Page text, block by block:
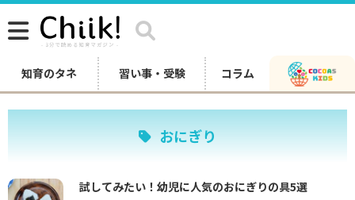
知育のタネ 習い事・受験 コラム
おにぎり
試してみたい！幼児に人気のおにぎりの具5選